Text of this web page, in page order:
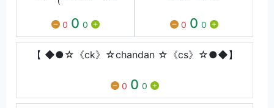
0 0 0 0 0 0
【 ◆●☆《ck》☆chandan ☆《cs》☆●◆】
0 0 0